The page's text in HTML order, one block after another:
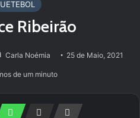
Ribeirão
Carla Noémia 25 de Maio, 2021
de um minuto